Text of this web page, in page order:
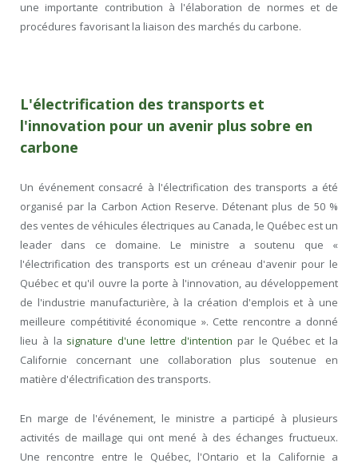
une importante contribution à l'élaboration de normes et de
procédures favorisant la liaison des marchés du carbone.
L'électrification des transports et
l'innovation pour un avenir plus sobre en
carbone
Un événement consacré à l'électrification des transports a été
organisé par la Carbon Action Reserve. Détenant plus de 50 %
des ventes de véhicules électriques au Canada, le Québec est un
leader dans ce domaine. Le ministre a soutenu que «
l'électrification des transports est un créneau d'avenir pour le
Québec et qu'il ouvre la porte à l'innovation, au développement
de l'industrie manufacturière, à la création d'emplois et à une
meilleure compétitivité économique ». Cette rencontre a donné
lieu à la signature d'une lettre d'intention par le Québec et la
Californie concernant une collaboration plus soutenue en
matière d'électrification des transports.
En marge de l'événement, le ministre a participé à plusieurs
activités de maillage qui ont mené à des échanges fructueux.
Une rencontre entre le Québec, l'Ontario et la Californie a